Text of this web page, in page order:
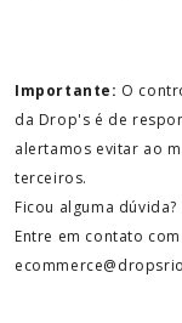
Importante: O
da Drop's é de
alertamos evitar ao
terceiros.
Ficou alguma dúvida?
Entre em contato